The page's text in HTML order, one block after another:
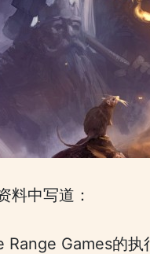
料中写道：
Range Games的